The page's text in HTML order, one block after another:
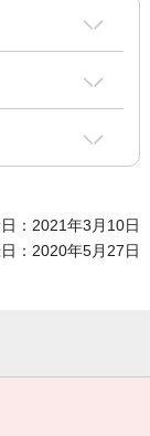
：2021年3月10日
：2020年5月27日